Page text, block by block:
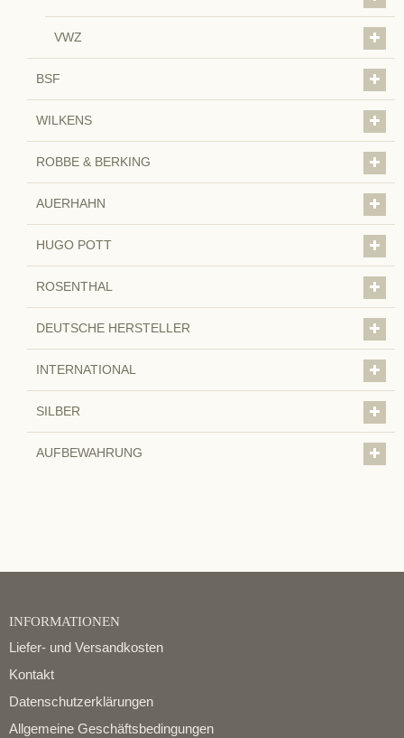
VWZ
BSF
WILKENS
ROBBE & BERKING
AUERHAHN
HUGO POTT
ROSENTHAL
DEUTSCHE HERSTELLER
INTERNATIONAL
SILBER
AUFBEWAHRUNG
INFORMATIONEN
Liefer- und Versandkosten
Kontakt
Datenschutzerklärungen
Allgemeine Geschäftsbedingungen